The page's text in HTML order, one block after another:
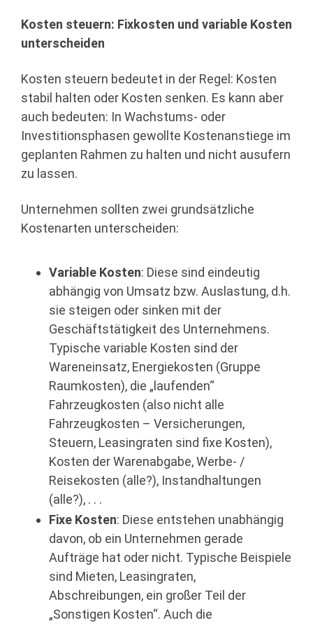
Kosten steuern: Fixkosten und variable Kosten
unterscheiden
Kosten steuern bedeutet in der Regel: Kosten
stabil halten oder Kosten senken. Es kann aber
auch bedeuten: In Wachstums- oder
Investitionsphasen gewollte Kostenanstiege im
geplanten Rahmen zu halten und nicht ausufern
zu lassen.
Unternehmen sollten zwei grundsätzliche
Kostenarten unterscheiden:
Variable Kosten: Diese sind eindeutig
abhängig von Umsatz bzw. Auslastung, d.h.
sie steigen oder sinken mit der
Geschäftstätigkeit des Unternehmens.
Typische variable Kosten sind der
Wareneinsatz, Energiekosten (Gruppe
Raumkosten), die „laufenden“
Fahrzeugkosten (also nicht alle
Fahrzeugkosten – Versicherungen,
Steuern, Leasingraten sind fixe Kosten),
Kosten der Warenabgabe, Werbe- /
Reisekosten (alle?), Instandhaltungen
(alle?), . . .
Fixe Kosten: Diese entstehen unabhängig
davon, ob ein Unternehmen gerade
Aufträge hat oder nicht. Typische Beispiele
sind Mieten, Leasingraten,
Abschreibungen, ein großer Teil der
„Sonstigen Kosten“. Auch die